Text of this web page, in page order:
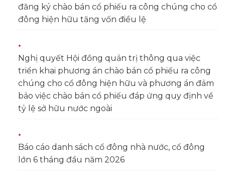
đăng ký chào bán cổ phiếu ra công chúng cho cổ
đông hiện hữu tăng vốn điều lệ
Nghị quyết Hội đồng quản trị thông qua việc
triển khai phương án chào bán cổ phiếu ra công
chúng cho cổ đông hiện hữu và phương án đảm
bảo việc chào bán cổ phiếu đáp ứng quy định về
tỷ lệ sở hữu nước ngoài
Báo cáo danh sách cổ đông nhà nước, cổ đông
lớn 6 tháng đầu năm 2026